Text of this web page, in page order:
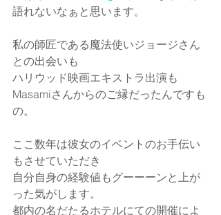
語れないなぁと思います。
私の師匠である魔法使いジョージさん
との出会いも
ハリウッド映画エキストラ出演も
Masamiさんからのご縁だったんですも
の。
ここ数年は彼女のイベントのお手伝い
もさせていただき
自分自身の経験値もグーーーンと上が
った気がします。
都内の名だたるホテルにての開催によ